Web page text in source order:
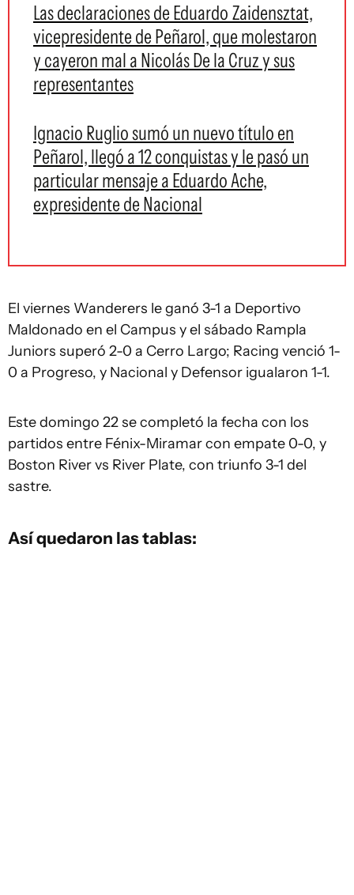
Las declaraciones de Eduardo Zaidensztat,
vicepresidente de Peñarol, que molestaron
y cayeron mal a Nicolás De la Cruz y sus
representantes
Ignacio Ruglio sumó un nuevo título en
Peñarol, llegó a 12 conquistas y le pasó un
particular mensaje a Eduardo Ache,
expresidente de Nacional
El viernes Wanderers le ganó 3-1 a Deportivo
Maldonado en el Campus y el sábado Rampla
Juniors superó 2-0 a Cerro Largo; Racing venció 1-
0 a Progreso, y Nacional y Defensor igualaron 1-1.
Este domingo 22 se completó la fecha con los
partidos entre Fénix-Miramar con empate 0-0, y
Boston River vs River Plate, con triunfo 3-1 del
sastre.
Así quedaron las tablas: